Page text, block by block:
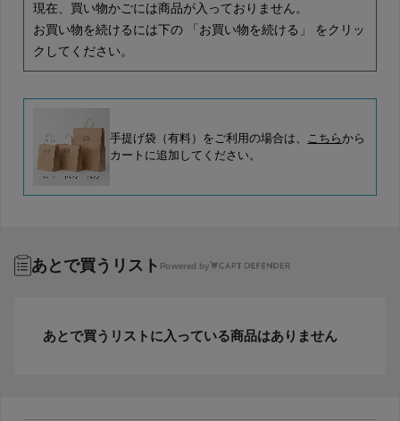
現在、買い物かごには商品が入っておりません。
お買い物を続けるには下の 「お買い物を続ける」 をクリッ
クしてください。
手提げ袋（有料）をご利用の場合は、 こちらから
カートに追加してください。
あとで買うリスト Powered by
あとで買うリストに入っている商品はありません